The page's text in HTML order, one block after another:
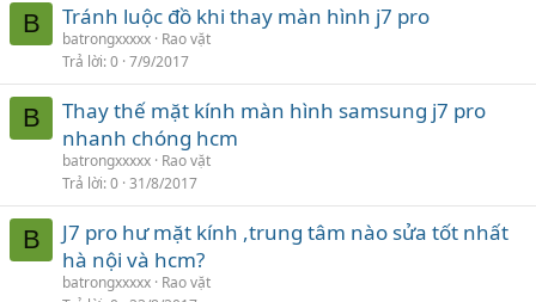
B Tránh luộc đồ khi thay màn hình j7 pro
batrongxxxxx Rao vặt
Trả lời 0 7/9/2017
B
Thay thế mặt kính màn hình samsung j7 pro
nhanh chóng hcm
batrongxxxxx Rao vặt
Trả lời 0 31/8/2017
B
J7 pro hư mặt kính ,trung tâm nào sửa tốt nhất
hà nội và hcm?
batrongxxxxx Rao vặt